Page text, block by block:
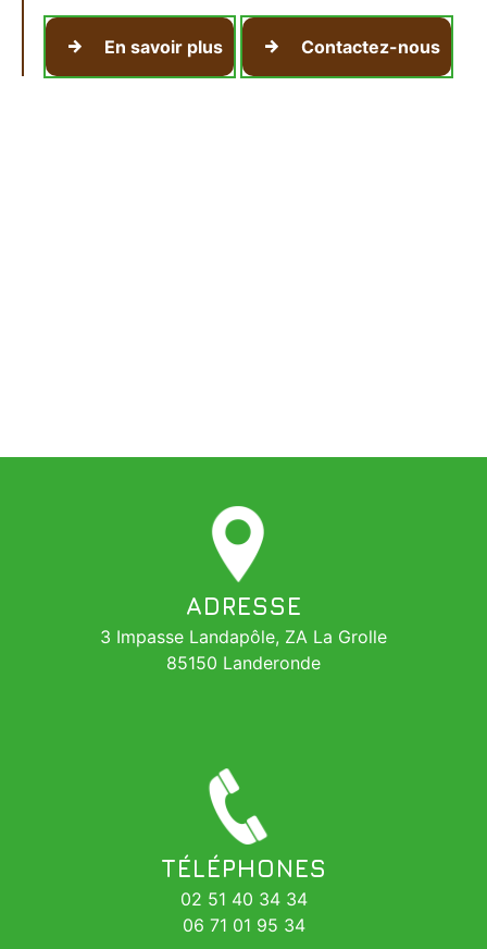
En savoir plus Contactez-nous
ADRESSE
3 Impasse Landapôle, ZA La Grolle
85150 Landeronde
TÉLÉPHONES
02 51 40 34 34
06 71 01 95 34